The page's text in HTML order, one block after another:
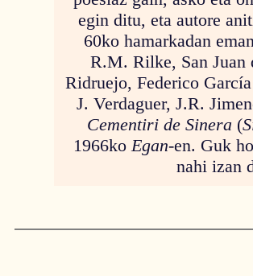
egin ditu, eta autore
60ko hamarkadan
R.M. Rilke, San
Ridruejo, Federico
J. Verdaguer, J.R.
Cementiri de Sinera (
1966koEgan-en. Guk
nahi izan